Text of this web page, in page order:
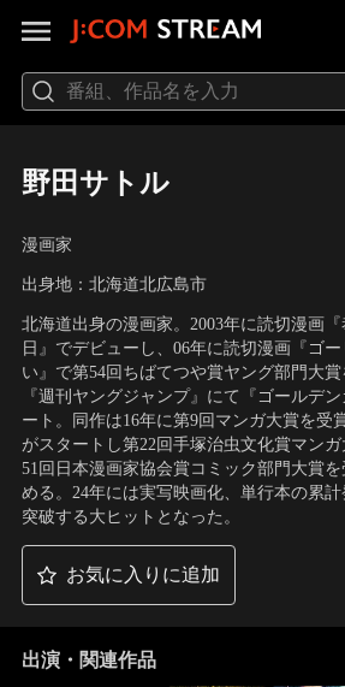
野田サトル
漫画家
出身地：北海道北広島市
北海道出身の漫画家。2003年に読切漫画
日』でデビューし、06年に読切漫画『ゴ
い』で第54回ちばてつや賞ヤング部門大
『週刊ヤングジャンプ』にて『ゴールデ
ート。同作は16年に第9回マンガ大賞を受
がスタートし第22回手塚治虫文化賞マン
51回日本漫画家協会賞コミック部門大賞
める。24年には実写映画化、単行本の累
突破する大ヒットとなった。
お気に入りに追加
出演・関連作品